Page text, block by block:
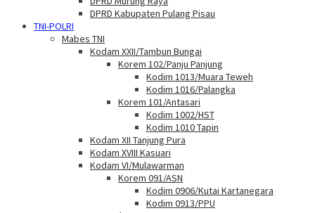
DPRD Kabupaten Pulang Pisau
TNI-POLRI
Mabes TNI
Kodam XXII/Tambun Bungai
Korem 102/Panju Panjung
Kodim 1013/Muara Teweh
Kodim 1016/Palangka
Korem 101/Antasari
Kodim 1002/HST
Kodim 1010 Tapin
Kodam XII Tanjung Pura
Kodam XVIII Kasuari
Kodam VI/Mulawarman
Korem 091/ASN
Kodim 0906/Kutai Kartanegara
Kodim 0913/PPU